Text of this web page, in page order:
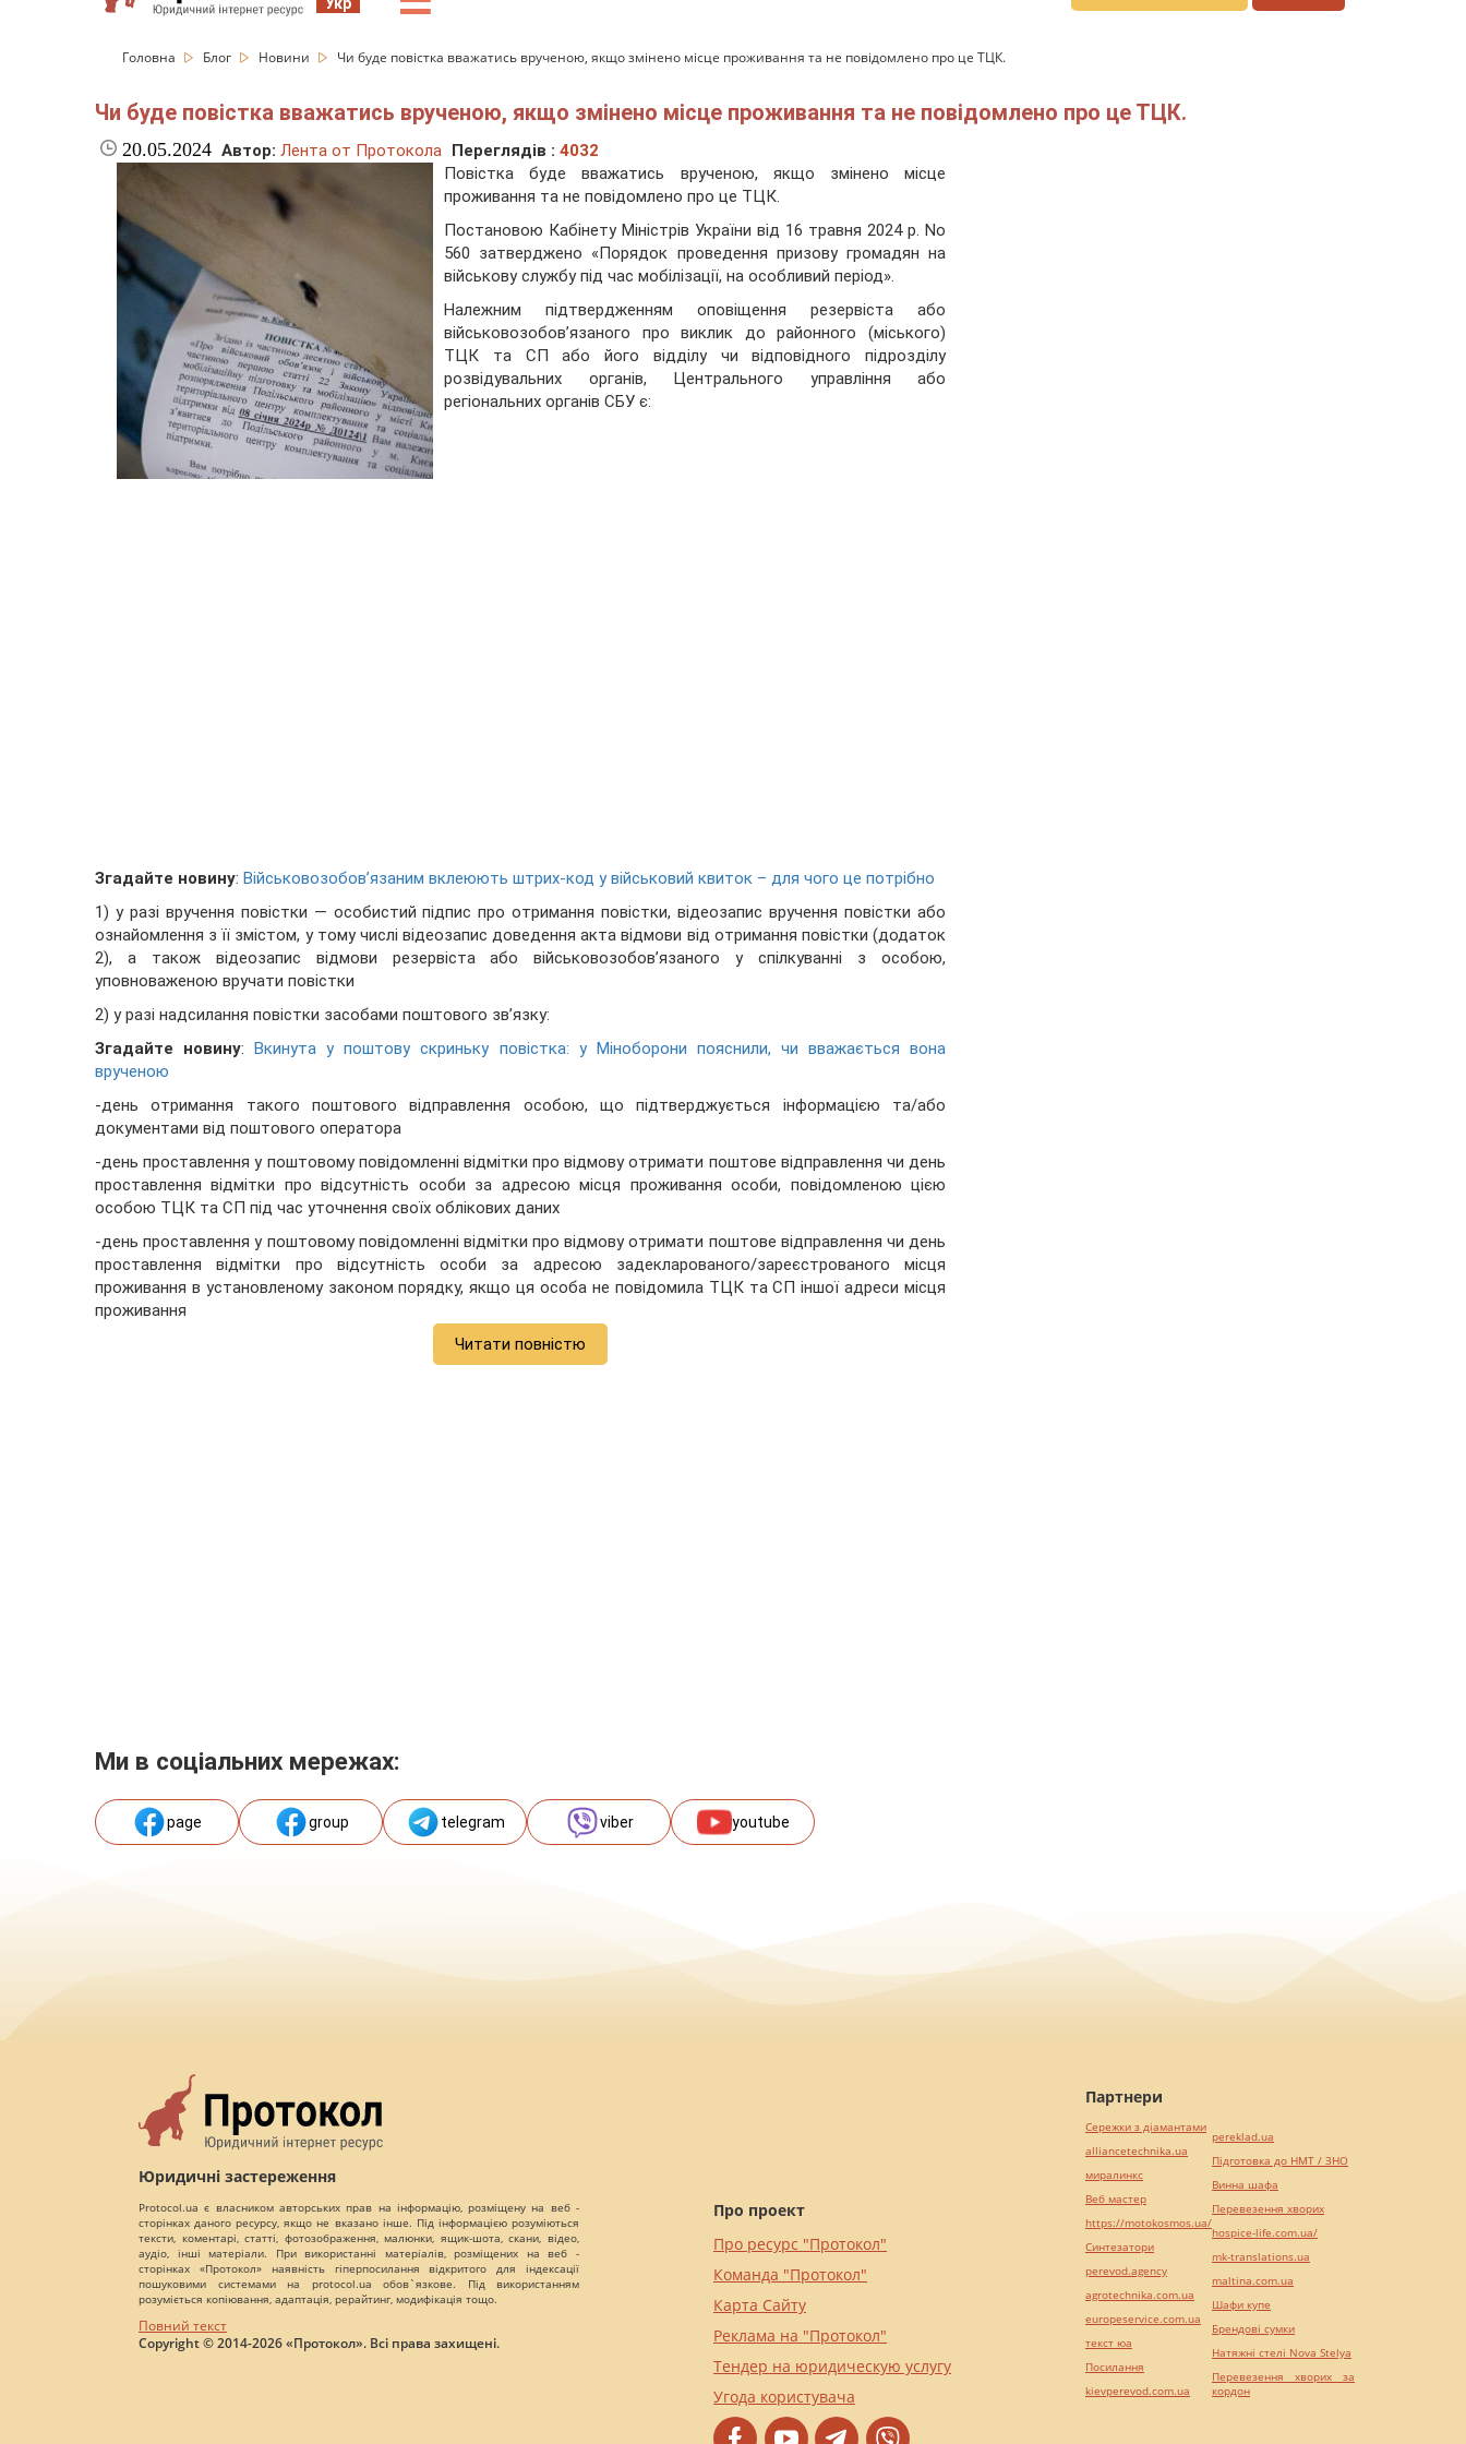
Головна Блог Новини Чи буде повістка вважатись врученою, якщо змінено місце проживання та не повідомлено про це ТЦК.
Чи буде повістка вважатись врученою, якщо змінено місце проживання та не повідомлено про це ТЦК.
20.05.2024 Автор: Лента от Протокола Переглядів : 4032
Повістка буде вважатись врученою, якщо змінено місце
проживання та не повідомлено про це ТЦК.
Постановою Кабінету Міністрів України від 16 травня 2024 р. No
560 затверджено «Порядок проведення призову громадян на
військову службу під час мобілізації, на особливий період».
Належним підтвердженням оповіщення резервіста або
військовозобов’язаного про виклик до районного (міського)
ТЦК та СП або його відділу чи відповідного підрозділу
розвідувальних органів, Центрального управління або
регіональних органів СБУ є:
Згадайте новину: Військовозобов’язаним вклеюють штрих-код у військовий квиток – для чого це потрібно
1) у разі вручення повістки — особистий підпис про отримання повістки, відеозапис вручення повістки або
ознайомлення з її змістом, у тому числі відеозапис доведення акта відмови від отримання повістки (додаток
2), а також відеозапис відмови резервіста або військовозобов’язаного у спілкуванні з особою,
уповноваженою вручати повістки
2) у разі надсилання повістки засобами поштового зв’язку:
Згадайте новину:
Вкинута у поштову скриньку повістка: у Міноборони пояснили, чи вважається вона
врученою
-день отримання такого поштового відправлення особою, що підтверджується інформацією та/або
документами від поштового оператора
-день проставлення у поштовому повідомленні відмітки про відмову отримати поштове відправлення чи день
проставлення відмітки про відсутність особи за адресою місця проживання особи, повідомленою цією
особою ТЦК та СП під час уточнення своїх облікових даних
-день проставлення у поштовому повідомленні відмітки про відмову отримати поштове відправлення чи день
проставлення відмітки про відсутність особи за адресою задекларованого/зареєстрованого місця
проживання в установленому законом порядку, якщо ця особа не повідомила ТЦК та СП іншої адреси місця
проживання
Читати повністю
Ми в соціальних мережах:
page group telegram viber youtube
Юридичні застереження
Protocol.ua є власником авторських прав на інформацію, розміщену на веб -
сторінках даного ресурсу, якщо не вказано інше. Під інформацією розуміються
тексти, коментарі, статті, фотозображення, малюнки, ящик-шота, скани, відео,
аудіо, інші матеріали. При використанні матеріалів, розміщених на веб -
сторінках «Протокол» наявність гіперпосилання відкритого для індексації
пошуковими системами на protocol.ua обов`язкове. Під використанням
розуміється копіювання, адаптація, рерайтинг, модифікація тощо.
Повний текст
Copyright © 2014-2026 «Протокол». Всі права захищені.
Про проект
Про ресурс "Протокол"
Команда "Протокол"
Карта Сайту
Реклама на "Протокол"
Тендер на юридическую услугу
Угода користувача
Партнери
Сережки з діамантами
alliancetechnika.ua
миралинкс
Веб мастер
https://motokosmos.ua/
Синтезатори
perevod.agency
agrotechnika.com.ua
europeservice.com.ua
текст юа
Посилання
kievperevod.com.ua
pereklad.ua
Підготовка до НМТ / ЗНО
Винна шафа
Перевезення хворих
hospice-life.com.ua/
mk-translations.ua
maltina.com.ua
Шафи купе
Брендові сумки
Натяжні стелі Nova Stelya
Перевезення хворих за
кордон